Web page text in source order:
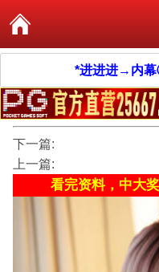
*进进进→内
下一篇:
上一篇:
看完资料，中大